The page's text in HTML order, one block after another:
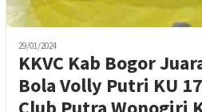
29/01/2024
KKVC Kab Bogor
Bola Volly Putri KU